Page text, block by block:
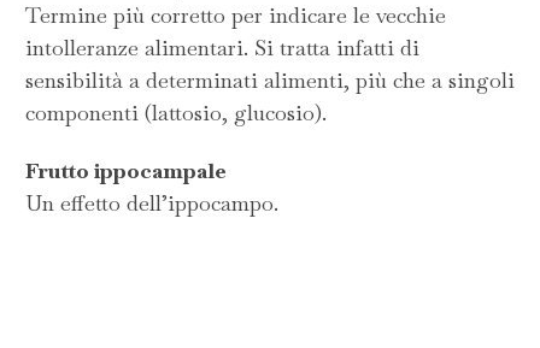
Termine più corretto per indicare le vecchie
intolleranze alimentari. Si tratta infatti di
sensibilità a determinati alimenti, più che a singoli
componenti (lattosio, glucosio).
Frutto ippocampale
Un effetto dell’ippocampo.